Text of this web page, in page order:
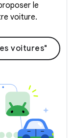
le
voiture.
voitures"